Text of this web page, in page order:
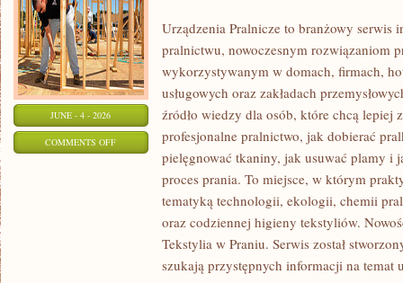
JUNE - 4 - 2026
COMMENTS OFFON
URZĄDZENIA
PRALNICZE
Urządzenia Pralnicze to branżowy serwis
pralnictwu, nowoczesnym rozwiązaniom
wykorzystywanym w domach, firmach,
usługowych oraz zakładach
źródło wiedzy dla osób, które chcą lepiej
profesjonalne pralnictwo, jak dobierać
pielęgnować tkaniny, jak usuwać plamy i
proces prania. To miejsce, w którym
tematyką technologii, ekologii, chemii
oraz codziennej higieny tekstyliów.
Tekstylia w Praniu. Serwis został
szukają przystępnych informacji na temat